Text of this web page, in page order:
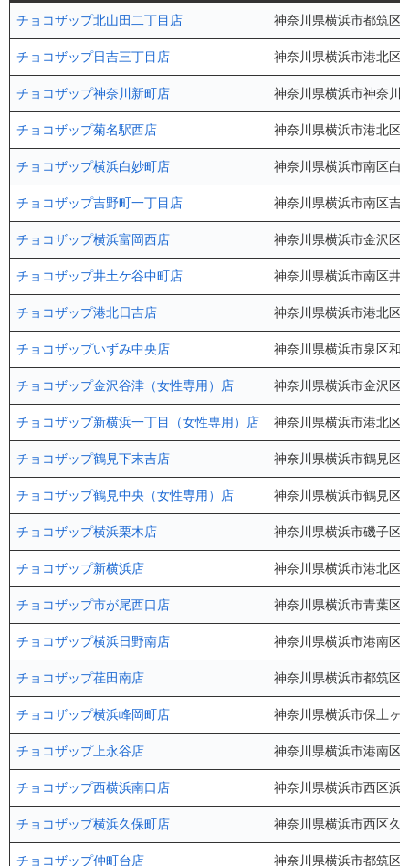
チョコザップ北山田二丁目店 神奈川県横浜市都筑区
チョコザップ日吉三丁目店 神奈川県横浜市港北区
チョコザップ神奈川新町店 神奈川県横浜市神奈川
チョコザップ菊名駅西店 神奈川県横浜市港北区
チョコザップ横浜白妙町店 神奈川県横浜市南区白
チョコザップ吉野町一丁目店 神奈川県横浜市南区
チョコザップ横浜富岡西店 神奈川県横浜市金沢区
チョコザップ井土ケ谷中町店 神奈川県横浜市南区
チョコザップ港北日吉店 神奈川県横浜市港北
チョコザップいずみ中央店 神奈川県横浜市泉区
チョコザップ金沢谷津（女性専用）店 神奈川県横浜市金沢
チョコザップ新横浜一丁目（女性専用）店 神奈川県横浜市港北
チョコザップ鶴見下末吉店 神奈川県横浜市鶴見
チョコザップ鶴見中央（女性専用）店 神奈川県横浜市鶴見
チョコザップ横浜栗木店 神奈川県横浜市磯子
チョコザップ新横浜店 神奈川県横浜市港北
チョコザップ市が尾西口店 神奈川県横浜市青葉
チョコザップ横浜日野南店 神奈川県横浜市港南
チョコザップ荏田南店 神奈川県横浜市都筑
チョコザップ横浜峰岡町店 神奈川県横浜市保土
チョコザップ上永谷店 神奈川県横浜市港南
チョコザップ西横浜南口店 神奈川県横浜市西区
チョコザップ横浜久保町店 神奈川県横浜市西区
チョコザップ仲町台店 神奈川県横浜市都筑